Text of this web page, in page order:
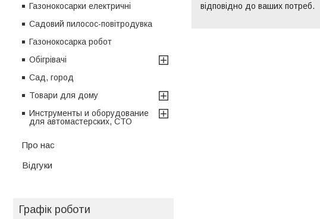
відповідно до ваших потреб.
Газонокосарки електричні
Садовий пилосос-повітродувка
Газонокосарка робот
Обігрівачі
Сад, город
Товари для дому
Инструменты и оборудование
для автомастерских, СТО
Про нас
Відгуки
Графік роботи